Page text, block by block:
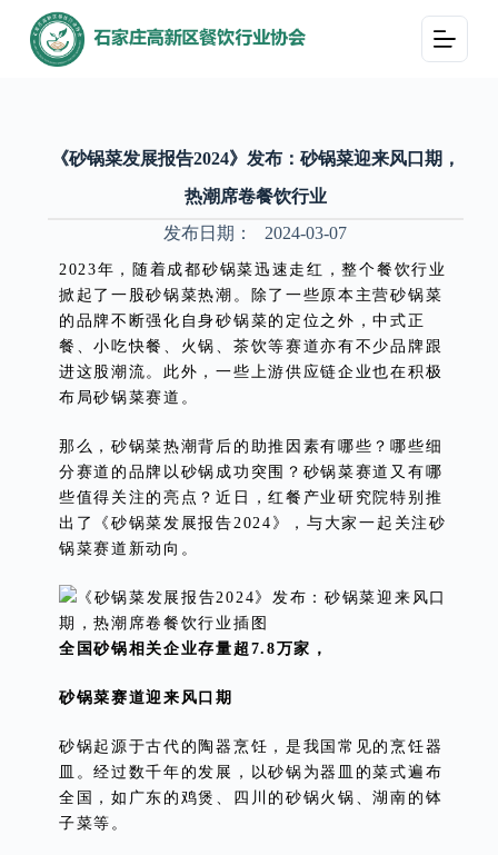
跳
过
《砂锅菜发展报告2024》发布：砂锅菜迎来风口期，
热潮席卷餐饮行业
发布日期：
2024-03-07
2023年，随着成都砂锅菜迅速走红，整个餐饮行业
掀起了一股砂锅菜热潮。除了一些原本主营砂锅菜
的品牌不断强化自身砂锅菜的定位之外，中式正
餐、小吃快餐、火锅、茶饮等赛道亦有不少品牌跟
进这股潮流。此外，一些上游供应链企业也在积极
布局砂锅菜赛道。
那么，砂锅菜热潮背后的助推因素有哪些？哪些细
分赛道的品牌以砂锅成功突围？砂锅菜赛道又有哪
些值得关注的亮点？近日，红餐产业研究院特别推
出了《砂锅菜发展报告2024》，与大家一起关注砂
锅菜赛道新动向。
全国砂锅相关企业存量超7.8万家，
砂锅菜赛道迎来风口期
砂锅起源于古代的陶器烹饪，是我国常见的烹饪器
皿。经过数千年的发展，以砂锅为器皿的菜式遍布
全国，如广东的鸡煲、四川的砂锅火锅、湖南的钵
子菜等。